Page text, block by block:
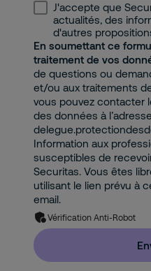
J'accepte que
actualités, des
d'autres
En soumettant ce
traitement de vos
de questions ou
et/ou aux traitements
vous pouvez contacter
des données à l’adresse
Information aux
susceptibles de
Securitas. Vous êtes
utilisant le lien prévu à
email.
Vérification Anti-Robot